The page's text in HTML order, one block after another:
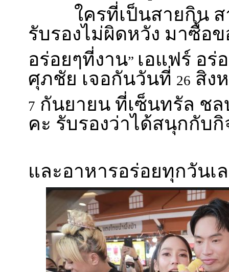
ใครที่เป็นสายกิน ส
รับรองไม่ผิดหวัง มาซื้อ
อร่อยๆที่งาน” เอแฟร์ อร่
ศุภชัย เจอกันวันที่ 26 สิง
7 กันยายน ที่เซ็นทรัล ช
คะ รับรองว่าได้สนุกกับ
และอาหารอร่อยทุกวันเ